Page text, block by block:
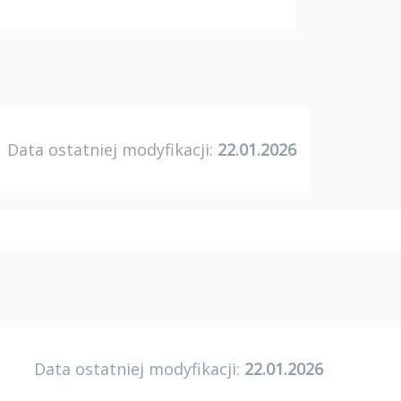
Data ostatniej modyfikacji: 22.01.2026
Data ostatniej modyfikacji: 22.01.2026